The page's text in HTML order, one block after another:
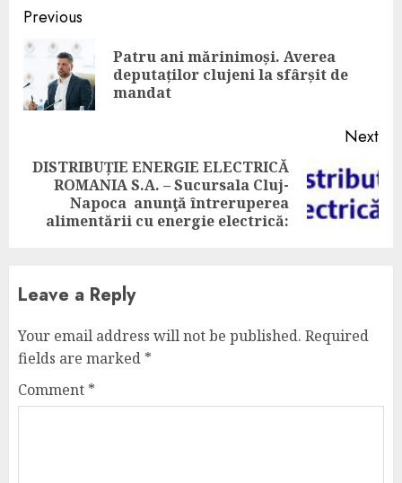
Continue
Reading
Previous
Patru ani mărinimoși. Averea
deputaților clujeni la sfârșit de
mandat
Next
Next
post:
DISTRIBUȚIE ENERGIE ELECTRICĂ
ROMANIA S.A. – Sucursala Cluj-
Napoca anunţă întreruperea
alimentării cu energie electrică:
Leave a Reply
Your email address will not be published. Required
fields are marked *
Comment *